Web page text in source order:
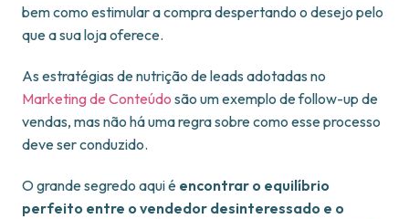
bem como estimular a compra despertando o desejo pelo
que a sua loja oferece.
As estratégias de nutrição de leads adotadas no
Marketing de Conteúdo são um exemplo de follow-up de
vendas, mas não há uma regra sobre como esse processo
deve ser conduzido.
O grande segredo aqui é encontrar o equilíbrio
perfeito entre o vendedor desinteressado e o